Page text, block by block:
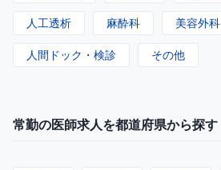
人工透析 麻酔科 美容外科
人間ドック・検診 その他
常勤の医師求人を都道府県から探す